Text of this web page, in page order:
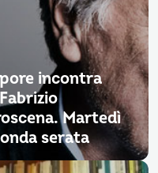
incontra
Martedì
serata